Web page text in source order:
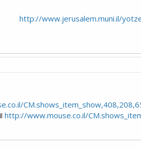
http://www.jerusalem.muni.il/
http://www.mouse.co.il/